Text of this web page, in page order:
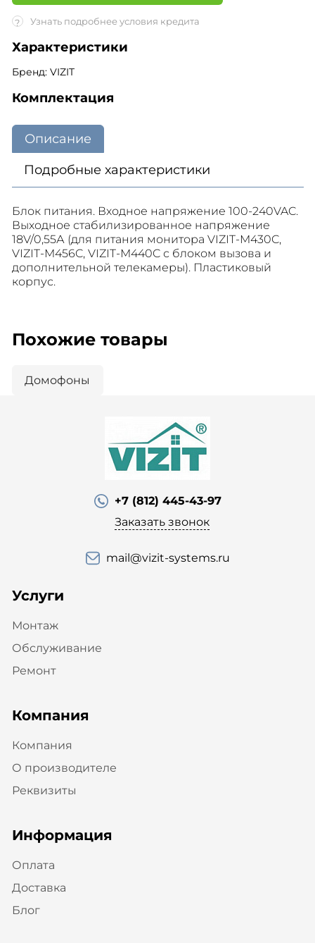
? Узнать подробнее условия кредита
Характеристики
Бренд: VIZIT
Комплектация
Описание
Подробные характеристики
Блок питания. Входное напряжение 100-240VAC.
Выходное стабилизированное напряжение
18V/0,55А (для питания монитора VIZIT-M430C,
VIZIT-M456C, VIZIT-M440C с блоком вызова и
дополнительной телекамеры). Пластиковый
корпус.
Похожие товары
Домофоны
+7 (812) 445-43-97
Заказать звонок
mail@vizit-systems.ru
Услуги
Монтаж
Обслуживание
Ремонт
Компания
Компания
О производителе
Реквизиты
Информация
Оплата
Доставка
Блог